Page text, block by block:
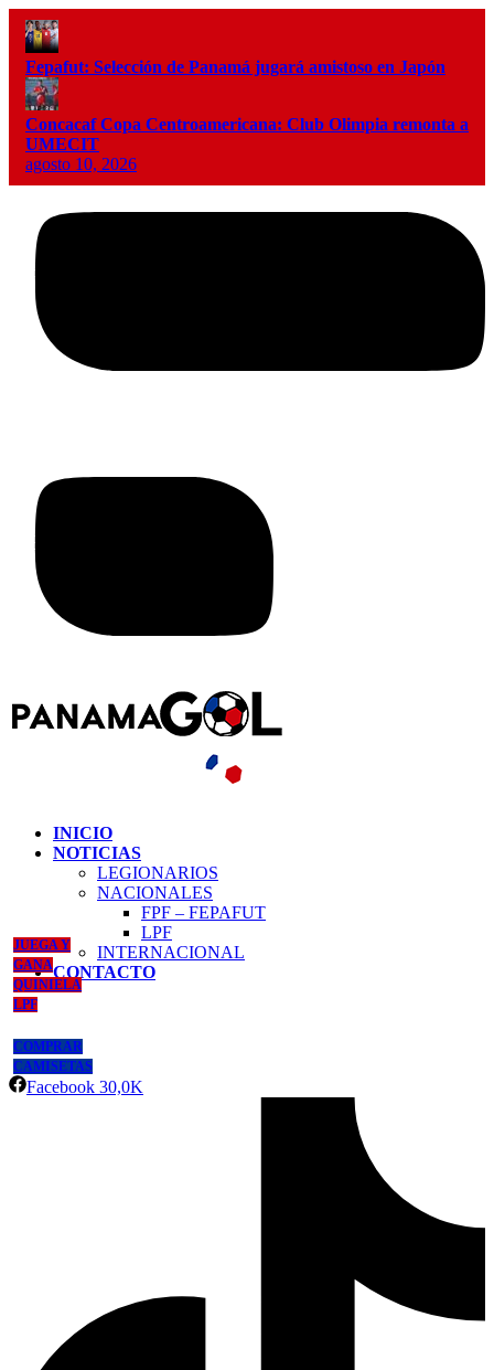
Fepafut: Selección de Panamá jugará amistoso en Japón
Concacaf Copa Centroamericana: Club Olimpia remonta a
UMECIT
agosto 10, 2026
INICIO
NOTICIAS
LEGIONARIOS
NACIONALES
FPF – FEPAFUT
LPF
INTERNACIONAL
CONTACTO
JUEGA Y
GANA
QUINIELA
LPF
COMPRAR
CAMISETAS
Facebook 30,0K